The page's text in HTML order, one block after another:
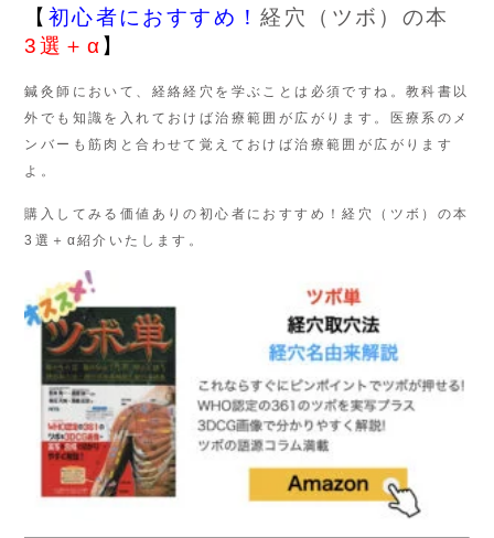
【 初心者におすすめ！経穴（ツボ）の本
3選＋α 】
鍼灸師において、経絡経穴を学ぶことは必須ですね。教科書以
外でも知識を入れておけば治療範囲が広がります。医療系のメ
ンバーも筋肉と合わせて覚えておけば治療範囲が広がります
よ。
購入してみる価値ありの初心者におすすめ！経穴（ツボ）の本
3選＋α紹介いたします。